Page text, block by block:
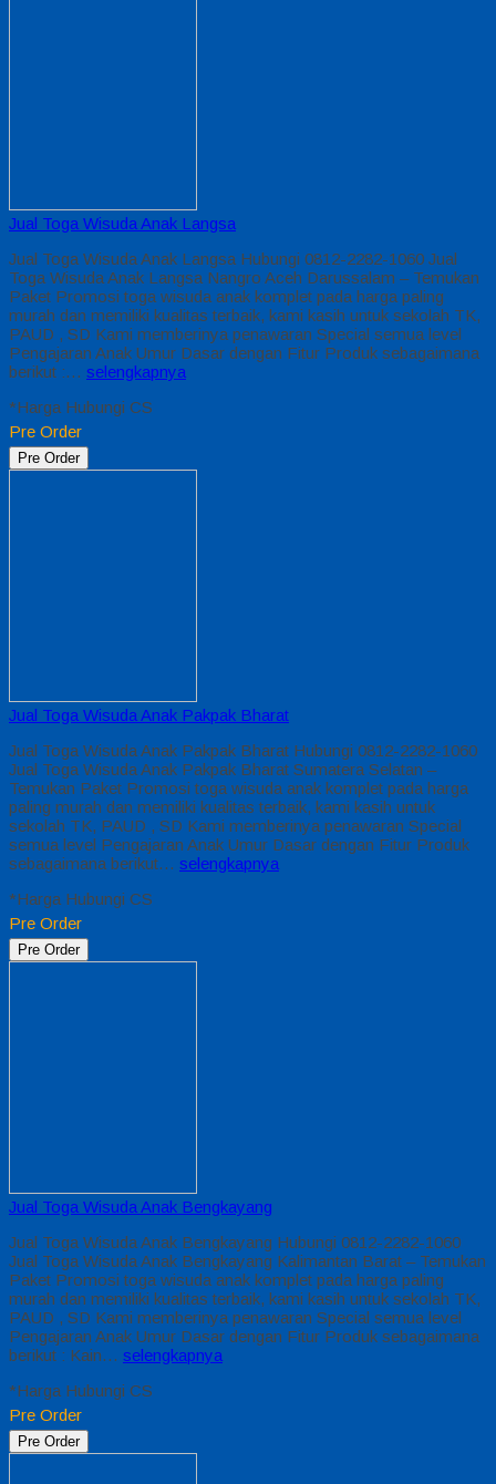
Jual Toga Wisuda Anak Langsa
Jual Toga Wisuda Anak Langsa Hubungi 0812-2282-1060 Jual
Toga Wisuda Anak Langsa Nangro Aceh Darussalam – Temukan
Paket Promosi toga wisuda anak komplet pada harga paling
murah dan memiliki kualitas terbaik, kami kasih untuk sekolah TK,
PAUD , SD Kami memberinya penawaran Special semua level
Pengajaran Anak Umur Dasar dengan Fitur Produk sebagaimana
berikut :… selengkapnya
*Harga Hubungi CS
Pre Order
Pre Order
Jual Toga Wisuda Anak Pakpak Bharat
Jual Toga Wisuda Anak Pakpak Bharat Hubungi 0812-2282-1060
Jual Toga Wisuda Anak Pakpak Bharat Sumatera Selatan –
Temukan Paket Promosi toga wisuda anak komplet pada harga
paling murah dan memiliki kualitas terbaik, kami kasih untuk
sekolah TK, PAUD , SD Kami memberinya penawaran Special
semua level Pengajaran Anak Umur Dasar dengan Fitur Produk
sebagaimana berikut… selengkapnya
*Harga Hubungi CS
Pre Order
Pre Order
Jual Toga Wisuda Anak Bengkayang
Jual Toga Wisuda Anak Bengkayang Hubungi 0812-2282-1060
Jual Toga Wisuda Anak Bengkayang Kalimantan Barat – Temukan
Paket Promosi toga wisuda anak komplet pada harga paling
murah dan memiliki kualitas terbaik, kami kasih untuk sekolah TK,
PAUD , SD Kami memberinya penawaran Special semua level
Pengajaran Anak Umur Dasar dengan Fitur Produk sebagaimana
berikut : Kain… selengkapnya
*Harga Hubungi CS
Pre Order
Pre Order